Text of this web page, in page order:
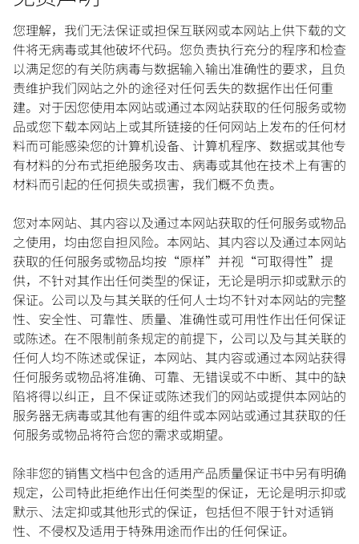
您理解，我们无法保证或担保互联网或本网站上供下载的文
件将无病毒或其他破坏代码。您负责执行充分的程序和检查
以满足您的有关防病毒与数据输入输出准确性的要求，且负
责维护我们网站之外的途径对任何丢失的数据作出任何重
建。对于因您使用本网站或通过本网站获取的任何服务或物
品或您下载本网站上或其所链接的任何网站上发布的任何材
料而可能感染您的计算机设备、计算机程序、数据或其他专
有材料的分布式拒绝服务攻击、病毒或其他在技术上有害的
材料而引起的任何损失或损害，我们概不负责。
您对本网站、其内容以及通过本网站获取的任何服务或物品
之使用，均由您自担风险。本网站、其内容以及通过本网站
获取的任何服务或物品均按“原样”并视“可取得性”提
供，不针对其作出任何类型的保证，无论是明示抑或默示的
保证。公司以及与其关联的任何人士均不针对本网站的完整
性、安全性、可靠性、质量、准确性或可用性作出任何保证
或陈述。在不限制前条规定的前提下，公司以及与其关联的
任何人均不陈述或保证，本网站、其内容或通过本网站获得
任何服务或物品将准确、可靠、无错误或不中断、其中的缺
陷将得以纠正，且不保证或陈述我们的网站或提供本网站的
服务器无病毒或其他有害的组件或本网站或通过其获取的任
何服务或物品将符合您的需求或期望。
除非您的销售文档中包含的适用产品质量保证书中另有明确
规定，公司特此拒绝作出任何类型的保证，无论是明示抑或
默示、法定抑或其他形式的保证，包括但不限于针对适销
性、不侵权及适用于特殊用途而作出的任何保证。